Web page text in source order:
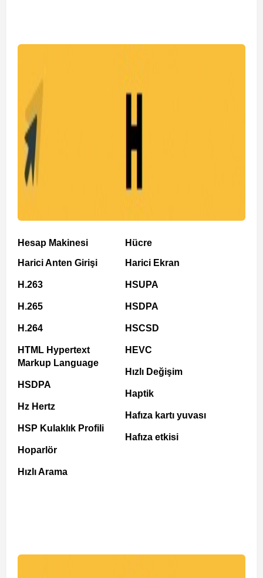
Hesap Makinesi
Harici Anten Girişi
H.263
H.265
H.264
HTML Hypertext
Markup Language
HSDPA
Hz Hertz
HSP Kulaklık Profili
Hoparlör
Hızlı Arama
Hücre
Harici Ekran
HSUPA
HSDPA
HSCSD
HEVC
Hızlı Değişim
Haptik
Hafıza kartı yuvası
Hafıza etkisi